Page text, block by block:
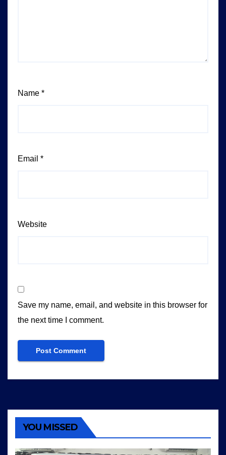
Name *
Email *
Website
Save my name, email, and website in this browser for
the next time I comment.
YOU MISSED